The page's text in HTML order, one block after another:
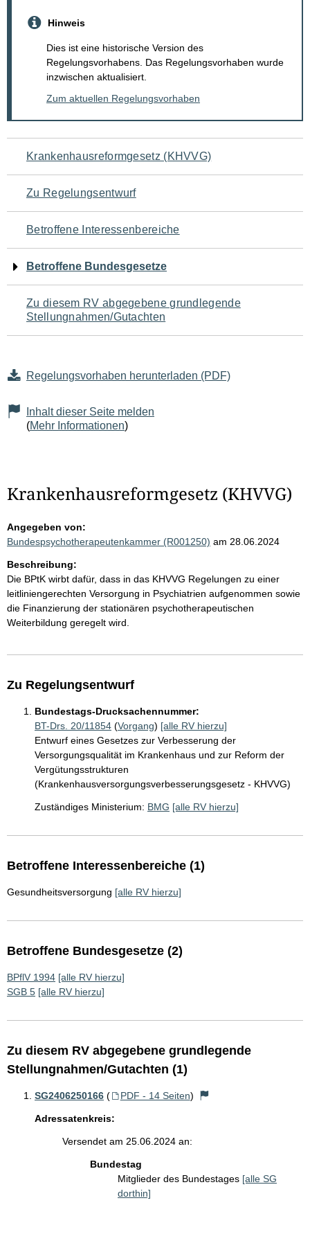
Hinweis
Dies ist eine historische Version des
Regelungsvorhabens. Das Regelungsvorhaben wurde
inzwischen aktualisiert.
Zum aktuellen Regelungsvorhaben
Navigation
für
den
Seiteninhalt
Krankenhausreformgesetz (KHVVG)
Zu Regelungsentwurf
Betroffene Interessenbereiche
Betroffene Bundesgesetze
Zu diesem RV abgegebene grundlegende
Stellungnahmen/Gutachten
Regelungsvorhaben herunterladen (PDF)
Inhalt dieser Seite melden
(Mehr Informationen)
Krankenhausreformgesetz (KHVVG)
Angegeben von:
Bundespsychotherapeutenkammer (R001250) am 28.06.2024
Beschreibung:
Die BPtK wirbt dafür, dass in das KHVVG Regelungen zu einer
leitliniengerechten Versorgung in Psychiatrien aufgenommen sowie
die Finanzierung der stationären psychotherapeutischen
Weiterbildung geregelt wird.
Zu Regelungsentwurf
Bundestags-Drucksachennummer:
BT-Drs. 20/11854 (Vorgang) [alle RV hierzu]
Entwurf eines Gesetzes zur Verbesserung der
Versorgungsqualität im Krankenhaus und zur Reform der
Vergütungsstrukturen
(Krankenhausversorgungsverbesserungsgesetz - KHVVG)
Zuständiges Ministerium: BMG [alle RV hierzu]
Betroffene Interessenbereiche (1)
Gesundheitsversorgung [alle RV hierzu]
Betroffene Bundesgesetze (2)
BPflV 1994 [alle RV hierzu]
SGB 5 [alle RV hierzu]
Zu diesem RV abgegebene grundlegende
Stellungnahmen/Gutachten (1)
SG2406250166 ( PDF - 14 Seiten)
Adressatenkreis:
Versendet am 25.06.2024 an:
Bundestag
Mitglieder des Bundestages [alle SG
dorthin]